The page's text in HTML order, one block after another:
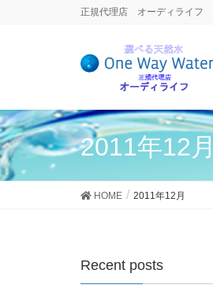
正規代理店 オーディライフ
2011年12月
HOME 2011年12月
Recent posts